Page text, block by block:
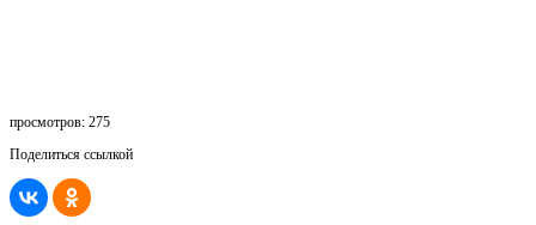
просмотров: 275
Поделиться ссылкой